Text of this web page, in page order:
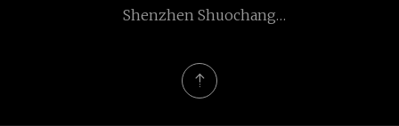
Shenzhen Shuochang
Ltd.